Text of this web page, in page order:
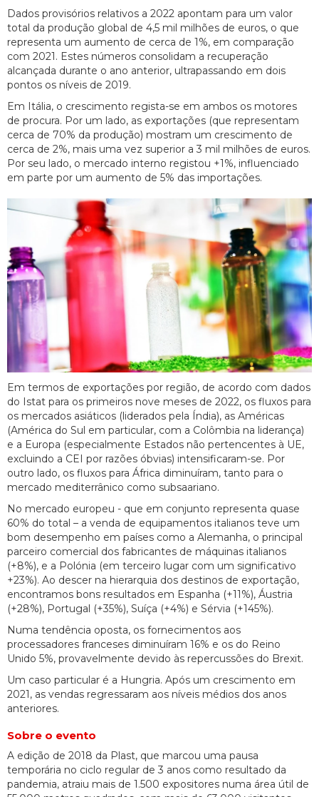
Dados provisórios relativos a 2022 apontam para um valor
total da produção global de 4,5 mil milhões de euros, o que
representa um aumento de cerca de 1%, em comparação
com 2021. Estes números consolidam a recuperação
alcançada durante o ano anterior, ultrapassando em dois
pontos os níveis de 2019.
Em Itália, o crescimento regista-se em ambos os motores
de procura. Por um lado, as exportações (que representam
cerca de 70% da produção) mostram um crescimento de
cerca de 2%, mais uma vez superior a 3 mil milhões de euros.
Por seu lado, o mercado interno registou +1%, influenciado
em parte por um aumento de 5% das importações.
Em termos de exportações por região, de acordo com dados
do Istat para os primeiros nove meses de 2022, os fluxos para
os mercados asiáticos (liderados pela Índia), as Américas
(América do Sul em particular, com a Colômbia na liderança)
e a Europa (especialmente Estados não pertencentes à UE,
excluindo a CEI por razões óbvias) intensificaram-se. Por
outro lado, os fluxos para África diminuíram, tanto para o
mercado mediterrânico como subsaariano.
No mercado europeu - que em conjunto representa quase
60% do total – a venda de equipamentos italianos teve um
bom desempenho em países como a Alemanha, o principal
parceiro comercial dos fabricantes de máquinas italianos
(+8%), e a Polónia (em terceiro lugar com um significativo
+23%). Ao descer na hierarquia dos destinos de exportação,
encontramos bons resultados em Espanha (+11%), Áustria
(+28%), Portugal (+35%), Suíça (+4%) e Sérvia (+145%).
Numa tendência oposta, os fornecimentos aos
processadores franceses diminuíram 16% e os do Reino
Unido 5%, provavelmente devido às repercussões do Brexit.
Um caso particular é a Hungria. Após um crescimento em
2021, as vendas regressaram aos níveis médios dos anos
anteriores.
Sobre o evento
A edição de 2018 da Plast, que marcou uma pausa
temporária no ciclo regular de 3 anos como resultado da
pandemia, atraiu mais de 1.500 expositores numa área útil de